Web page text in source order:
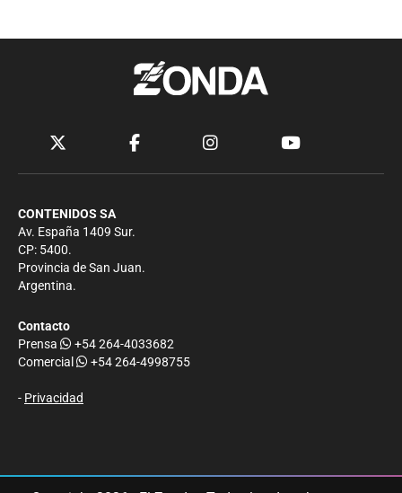
CONTENIDOS SA
Av. España 1409 Sur.
CP: 5400.
Provincia de San Juan.
Argentina.
Contacto
Prensa
+54 264-4033682
Comercial
+54 264-4998755
- Privacidad